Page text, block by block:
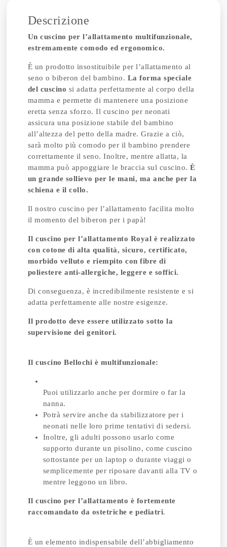
Descrizione
Un cuscino per l’allattamento multifunzionale,
estremamente comodo ed ergonomico.
È un prodotto insostituibile per l’allattamento al
seno o biberon del bambino. La forma speciale
del cuscino si adatta perfettamente al corpo della
mamma e permette di mantenere una posizione
eretta senza sforzo. Il cuscino per neonati
assicura una posizione stabile del bambino
all’altezza del petto della madre. Grazie a ciò,
sarà molto più comodo per il bambino prendere
correttamente il seno.Inoltre, mentre allatta, la
mamma può appoggiare le braccia sul cuscino.È
un grande sollievo per le mani, ma anche per la
schiena e il collo.
Il nostro cuscino per l’allattamento facilita molto
il momento del biberon per i papà!
Il cuscino per l’allattamento Royal è realizzato
con cotone di alta qualità, sicuro, certificato,
morbido velluto e riempito con fibre di
poliestere anti-allergiche, leggere e soffici.
Di conseguenza, è incredibilmente resistente e si
adatta perfettamente alle nostre esigenze.
Il prodotto deve essere utilizzato sotto la
supervisione dei genitori.
Il cuscino Bellochi è multifunzionale:
Puoi utilizzarlo anche per dormire o far la
nanna.
Potrà servire anche da stabilizzatore per i
neonati nelle loro prime tentativi di sedersi.
Inoltre, gli adulti possono usarlo come
supporto durante un pisolino, come cuscino
sottostante per un laptop o durante viaggi o
semplicemente per riposare davanti alla TV o
mentre leggono un libro.
Il cuscino per l’allattamento è fortemente
raccomandato da ostetriche e pediatri.
È un elemento indispensabile dell’abbigliamento